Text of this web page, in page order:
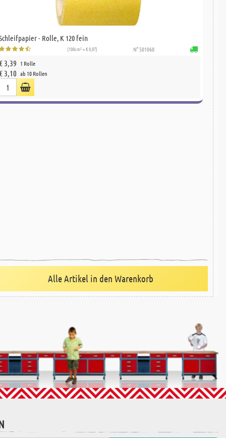
- Rolle, K 120 fein
(100cm² = € 0,07) N° 501060
3,39 1 Rolle
3,10 ab 10 Rollen
Alle Artikel in den Warenkorb